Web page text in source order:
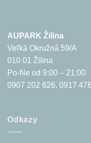
AUPARK Žilina
Veľká Okružná 59/A
010 01 Žilina
Po-Ne od 9:00 – 21:00
0907 202 626, 0917
Odkazy